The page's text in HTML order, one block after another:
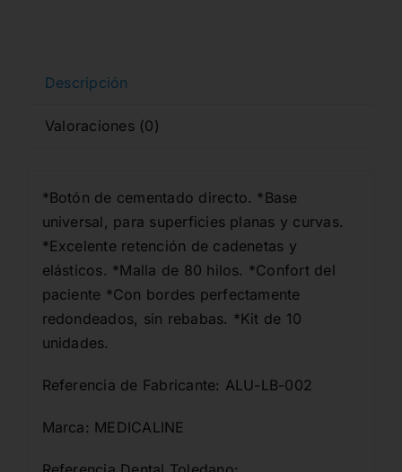
Descripción
Valoraciones (0)
*Botón de cementado directo. *Base
universal, para superficies planas y curvas.
*Excelente retención de cadenetas y
elásticos. *Malla de 80 hilos. *Confort del
paciente *Con bordes perfectamente
redondeados, sin rebabas. *Kit de 10
unidades.
Referencia de Fabricante: ALU-LB-002
Marca: MEDICALINE